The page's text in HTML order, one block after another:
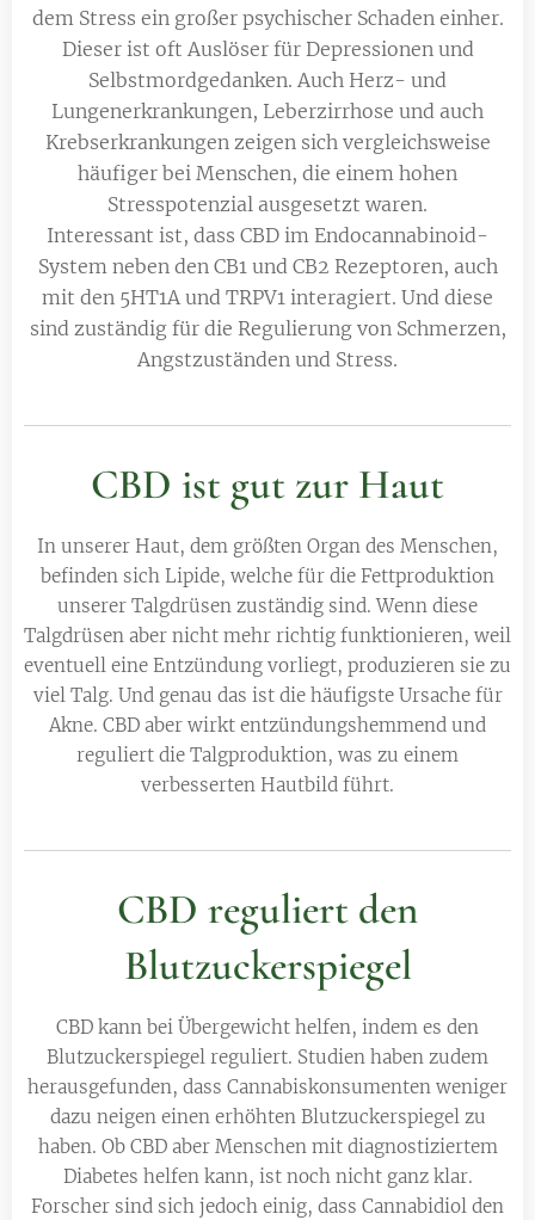
dem Stress ein großer psychischer Schaden einher.
Dieser ist oft Auslöser für Depressionen und
Selbstmordgedanken. Auch Herz- und
Lungenerkrankungen, Leberzirrhose und auch
Krebserkrankungen zeigen sich vergleichsweise
häufiger bei Menschen, die einem hohen
Stresspotenzial ausgesetzt waren.
Interessant ist, dass CBD im Endocannabinoid-
System neben den CB1 und CB2 Rezeptoren, auch
mit den 5HT1A und TRPV1 interagiert. Und diese
sind zuständig für die Regulierung von Schmerzen,
Angstzuständen und Stress.
CBD ist gut zur Haut
In unserer Haut, dem größten Organ des Menschen,
befinden sich Lipide, welche für die Fettproduktion
unserer Talgdrüsen zuständig sind. Wenn diese
Talgdrüsen aber nicht mehr richtig funktionieren, weil
eventuell eine Entzündung vorliegt, produzieren sie zu
viel Talg. Und genau das ist die häufigste Ursache für
Akne. CBD aber wirkt entzündungshemmend und
reguliert die Talgproduktion, was zu einem
verbesserten Hautbild führt.
CBD reguliert den
Blutzuckerspiegel
CBD kann bei Übergewicht helfen, indem es den
Blutzuckerspiegel reguliert. Studien haben zudem
herausgefunden, dass Cannabiskonsumenten weniger
dazu neigen einen erhöhten Blutzuckerspiegel zu
haben. Ob CBD aber Menschen mit diagnostiziertem
Diabetes helfen kann, ist noch nicht ganz klar.
Forscher sind sich jedoch einig, dass Cannabidiol den